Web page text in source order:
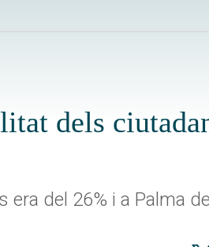
dels
del 26% i a Palma